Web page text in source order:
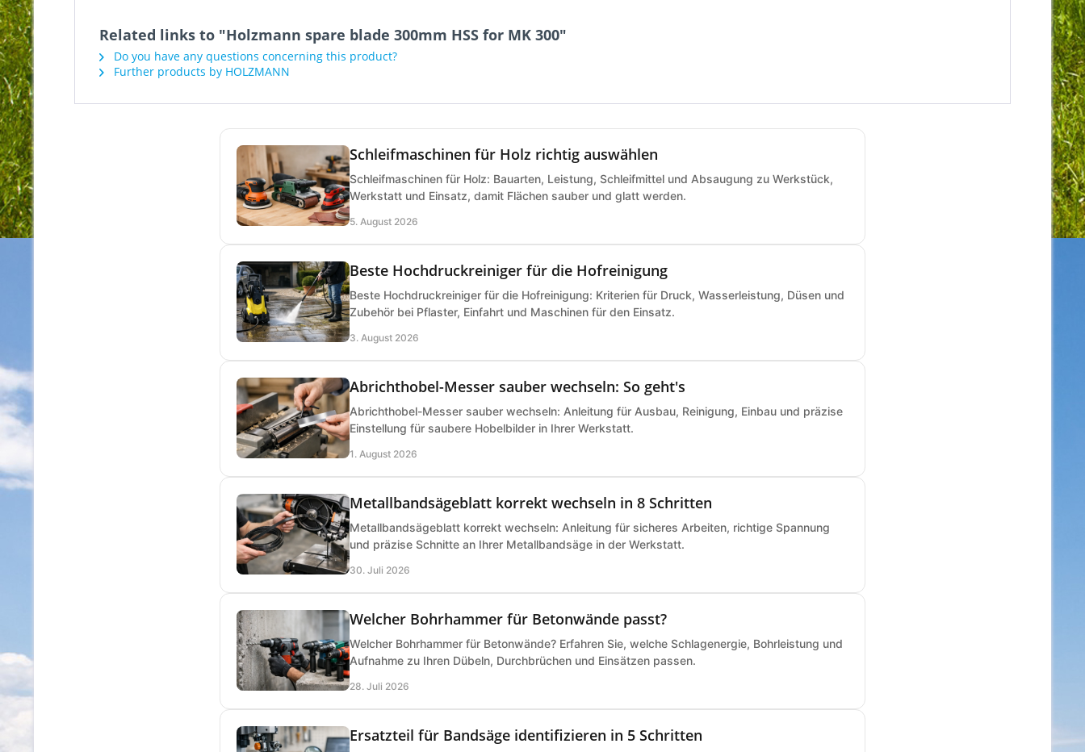
Related links to "Holzmann spare blade 300mm HSS for MK 300"
Do you have any questions concerning this product?
Further products by HOLZMANN
Schleifmaschinen für Holz richtig auswählen
Schleifmaschinen für Holz: Bauarten, Leistung, Schleifmittel und Absaugung zu Werkstück,
Werkstatt und Einsatz, damit Flächen sauber und glatt werden.
5. August 2026
Beste Hochdruckreiniger für die Hofreinigung
Beste Hochdruckreiniger für die Hofreinigung: Kriterien für Druck, Wasserleistung, Düsen und
Zubehör bei Pflaster, Einfahrt und Maschinen für den Einsatz.
3. August 2026
Abrichthobel-Messer sauber wechseln: So geht's
Abrichthobel-Messer sauber wechseln: Anleitung für Ausbau, Reinigung, Einbau und präzise
Einstellung für saubere Hobelbilder in Ihrer Werkstatt.
1. August 2026
Metallbandsägeblatt korrekt wechseln in 8 Schritten
Metallbandsägeblatt korrekt wechseln: Anleitung für sicheres Arbeiten, richtige Spannung
und präzise Schnitte an Ihrer Metallbandsäge in der Werkstatt.
30. Juli 2026
Welcher Bohrhammer für Betonwände passt?
Welcher Bohrhammer für Betonwände? Erfahren Sie, welche Schlagenergie, Bohrleistung und
Aufnahme zu Ihren Dübeln, Durchbrüchen und Einsätzen passen.
28. Juli 2026
Ersatzteil für Bandsäge identifizieren in 5 Schritten